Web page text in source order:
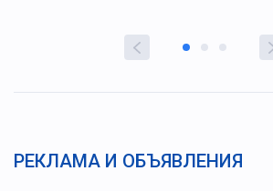
РЕКЛАМА И ОБЪЯВЛЕНИЯ